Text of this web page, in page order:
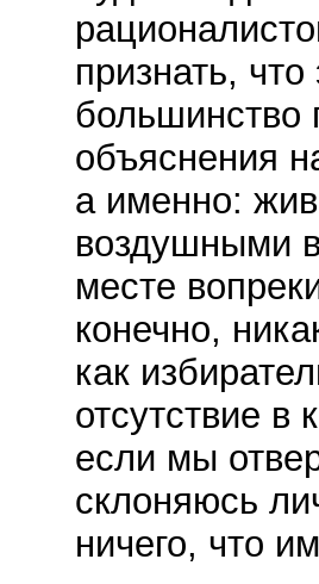
признать,
большинство
объяснения
а именно:
воздушными
месте
конечно,
как
отсутствие в
если мы
склоняюсь
ничего, что